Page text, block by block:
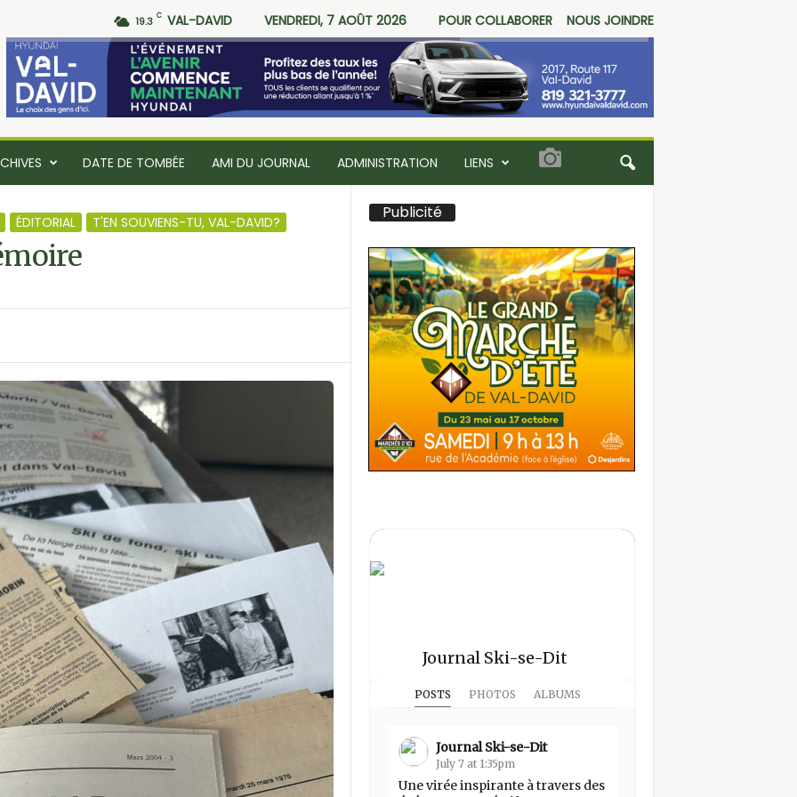
19.3 C VAL-DAVID VENDREDI, 7 AOÛT 2026 POUR COLLABORER NOUS JOINDRE
DATE DE TOMBÉE AMI DU JOURNAL ADMINISTRATION LIENS
ÉDITORIAL T'EN SOUVIENS-TU, VAL-DAVID?
Publicité
Journal Ski-se-Dit
POSTS PHOTOS ALBUMS
Journal Ski-se-Dit
July 7 at 1:35pm
Une virée inspirante à travers des